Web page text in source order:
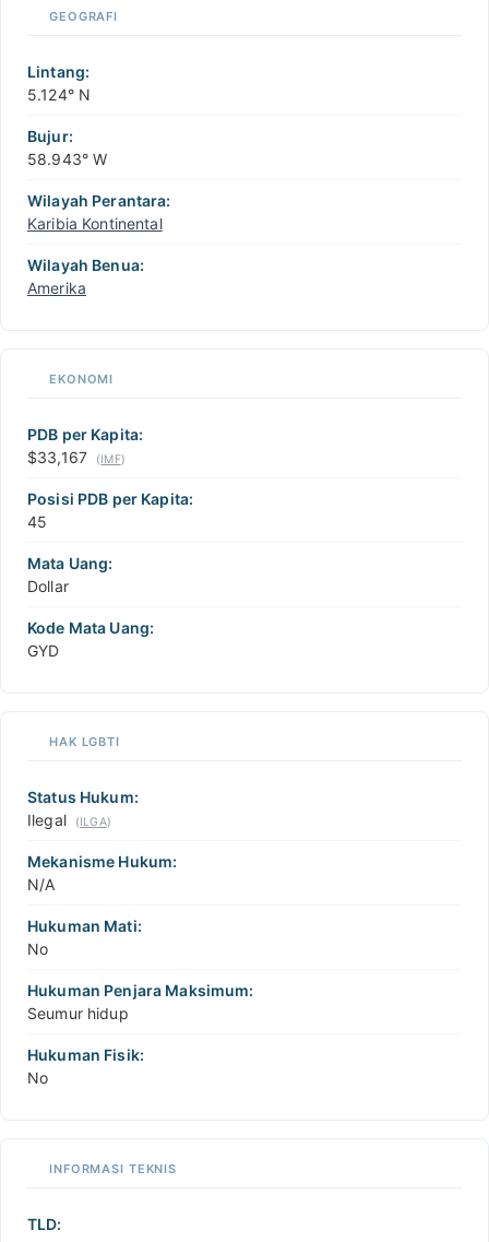
GEOGRAFI
Lintang:
5.124° N
Bujur:
58.943° W
Wilayah Perantara:
Karibia Kontinental
Wilayah Benua:
Amerika
EKONOMI
PDB per Kapita:
$33,167
(IMF)
Posisi PDB per Kapita:
45
Mata Uang:
Dollar
Kode Mata Uang:
GYD
HAK LGBTI
Status Hukum:
Ilegal
(ILGA)
Mekanisme Hukum:
N/A
Hukuman Mati:
No
Hukuman Penjara Maksimum:
Seumur hidup
Hukuman Fisik:
No
INFORMASI TEKNIS
TLD: